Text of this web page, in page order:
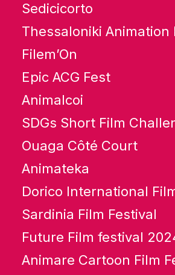
Sedicicorto
Thessaloniki Animation
Filem’On
Epic ACG Fest
Animalcoi
SDGs Short Film
Ouaga Côté Court
Animateka
Dorico International
Sardinia Film Festival
Future Film festival
Animare Cartoon Film